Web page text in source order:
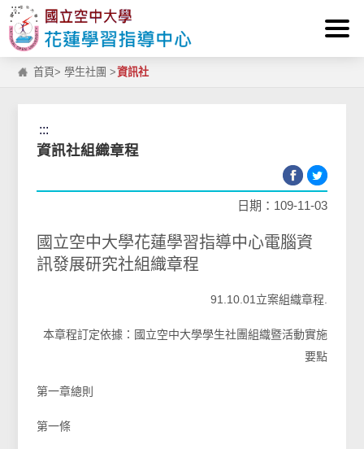
跳到主要內容區塊
:::
首頁>學生社團 >資訊社
:::
資訊社組織章程
日期：109-11-03
國立空中大學花蓮學習指導中心電腦資
訊發展研究社組織章程
91.10.01立案組織章程.
本章程訂定依據：國立空中大學學生社團組織暨活動實施
要點
第一章總則
第一條